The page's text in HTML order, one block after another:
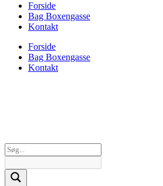
Forside
Bag Boxengasse
Kontakt
Forside
Bag Boxengasse
Kontakt